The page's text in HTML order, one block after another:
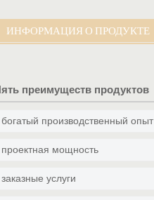
ИНФОРМАЦИЯ О ПРОДУКТЕ
преимуществ продуктов
богатый производственный опыт
проектная мощность
заказные услуги